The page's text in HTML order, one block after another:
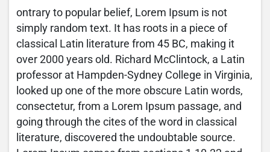
ontrary to popular belief, Lorem Ipsum is not
simply random text. It has roots in a piece of
classical Latin literature from 45 BC, making it
over 2000 years old. Richard McClintock, a Latin
professor at Hampden-Sydney College in Virginia,
looked up one of the more obscure Latin words,
consectetur, from a Lorem Ipsum passage, and
going through the cites of the word in classical
literature, discovered the undoubtable source.